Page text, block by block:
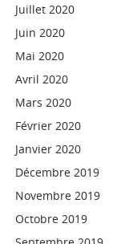
Juillet 2020
Juin 2020
Mai 2020
Avril 2020
Mars 2020
Février 2020
Janvier 2020
Décembre 2019
Novembre 2019
Octobre 2019